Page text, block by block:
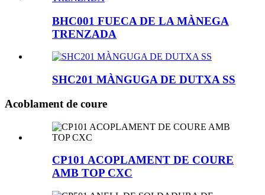
BHC001 FUECA DE LA MÀNEGA
TRENZADA
SHC201 MÀNGUGA DE DUTXA SS
Acoblament de coure
CP101 ACOPLAMENT DE COURE
AMB TOP CXC